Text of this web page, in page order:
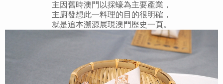
主因舊時澳門以採蠔為主要產業，
主廚發想此一料理的目的很明確，
就是追本溯源展現澳門歷史一頁。